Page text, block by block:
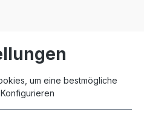
per Paypal
um eine bestmögliche
Konfigurieren